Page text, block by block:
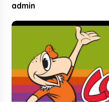
admin